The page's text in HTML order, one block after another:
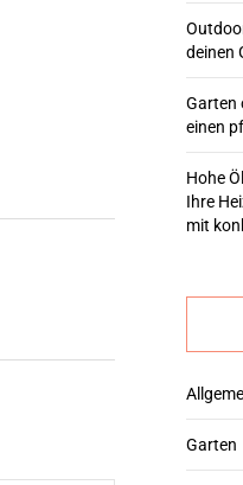
deinen
Garten
einen
Hohe
Ihre
mit
Garten